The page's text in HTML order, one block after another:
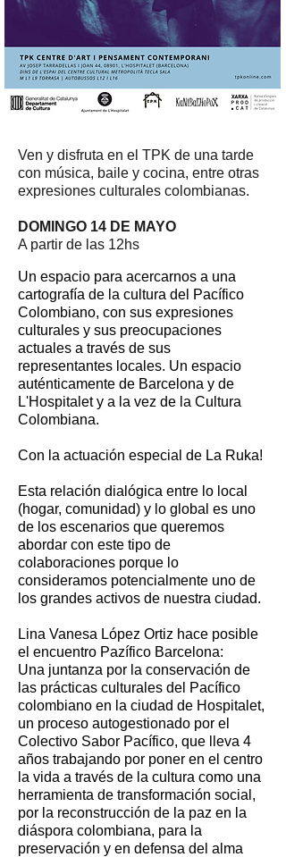
Ven y disfruta en el TPK de una tarde
con música, baile y cocina, entre otras
expresiones culturales colombianas.
DOMINGO 14 DE MAYO
A partir de las 12hs
Un espacio para acercarnos a una
cartografía de la cultura del Pacífico
Colombiano, con sus expresiones
culturales y sus preocupaciones
actuales a través de sus
representantes locales. Un espacio
auténticamente de Barcelona y de
L'Hospitalet y a la vez de la Cultura
Colombiana.
Con la actuación especial de La Ruka!
Esta relación dialógica entre lo local
(hogar, comunidad) y lo global es uno
de los escenarios que queremos
abordar con este tipo de
colaboraciones porque lo
consideramos potencialmente uno de
los grandes activos de nuestra ciudad.
Lina Vanesa López Ortiz hace posible
el encuentro Pazífico Barcelona:
Una juntanza por la conservación de
las prácticas culturales del Pacífico
colombiano en la ciudad de Hospitalet,
un proceso autogestionado por el
Colectivo Sabor Pacífico, que lleva 4
años trabajando por poner en el centro
la vida a través de la cultura como una
herramienta de transformación social,
por la reconstrucción de la paz en la
diáspora colombiana, para la
preservación y en defensa del alma